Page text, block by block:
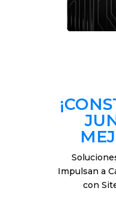
Impulsan a
con